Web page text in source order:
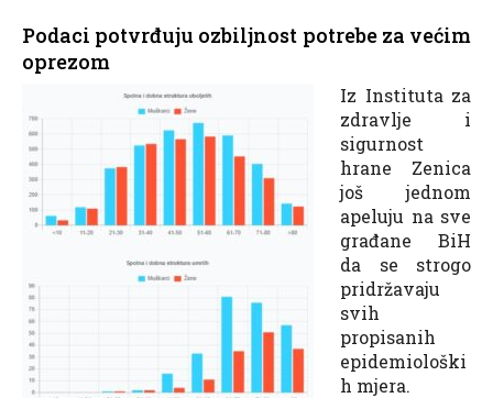
Podaci potvrđuju ozbiljnost potrebe za većim
oprezom
Iz Instituta za
zdravlje i
sigurnost
hrane Zenica
još jednom
apeluju na sve
građane BiH
da se strogo
pridržavaju
svih
propisanih
epidemiološki
h mjera.